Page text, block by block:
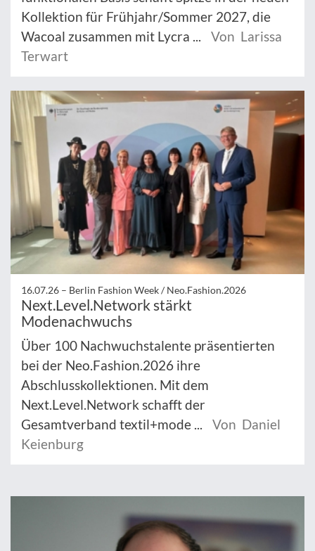
Kollektion für Frühjahr/Sommer 2027, die
Wacoal zusammen mit Lycra ...
Von Larissa
Terwart
16.07.26 – Berlin Fashion Week / Neo.Fashion.2026
Next.Level.Network stärkt
Modenachwuchs
Über 100 Nachwuchstalente präsentierten
bei der Neo.Fashion.2026 ihre
Abschlusskollektionen. Mit dem
Next.Level.Network schafft der
Gesamtverband textil+mode ...
Von Daniel
Keienburg